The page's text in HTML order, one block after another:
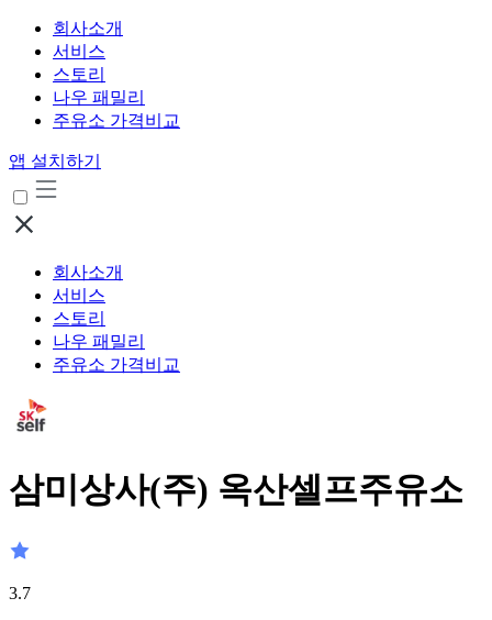
회사소개
서비스
스토리
나우 패밀리
주유소 가격비교
앱 설치하기
회사소개
서비스
스토리
나우 패밀리
주유소 가격비교
삼미상사(주) 옥산셀프주유소
3.7